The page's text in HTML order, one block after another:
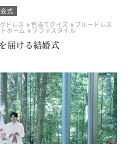
式
ドレス 色当てクイズ ブルードレス
ホーム
ソファスタイル
届ける結婚式